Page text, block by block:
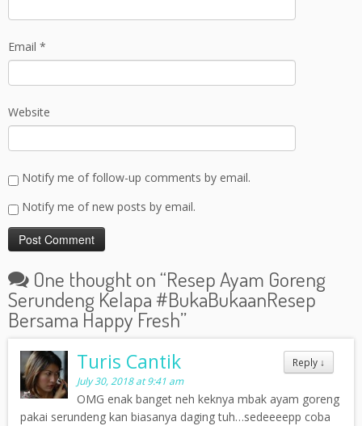
Email *
Website
Notify me of follow-up comments by email.
Notify me of new posts by email.
One thought on “Resep Ayam Goreng
Serundeng Kelapa #BukaBukaanResep
Bersama Happy Fresh”
Reply ↓
Turis Cantik
July 30, 2018 at 9:41 am
OMG enak banget neh keknya mbak ayam goreng
pakai serundeng kan biasanya daging tuh…sedeeeepp coba